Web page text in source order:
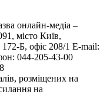
онлайн-медіа –
місто Київ,
Б, офіс 208/1 E-mail:
044-205-43-00
розміщених на
на